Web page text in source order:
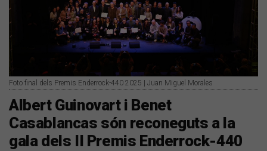
Foto final dels Premis Enderrock-440 2025 | Juan Miguel Morales
Albert Guinovart i Benet
Casablancas són reconeguts a la
gala dels II Premis Enderrock-440